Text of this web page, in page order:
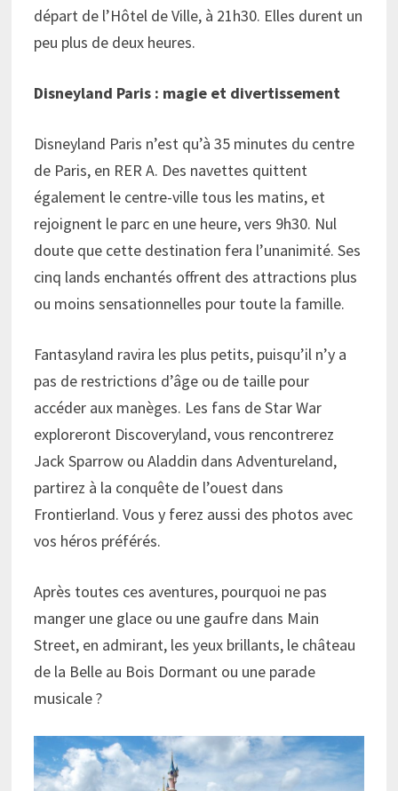
départ de l’Hôtel de Ville, à 21h30. Elles durent un
peu plus de deux heures.
Disneyland Paris : magie et divertissement
Disneyland Paris n’est qu’à 35 minutes du centre
de Paris, en RER A. Des navettes quittent
également le centre-ville tous les matins, et
rejoignent le parc en une heure, vers 9h30. Nul
doute que cette destination fera l’unanimité. Ses
cinq lands enchantés offrent des attractions plus
ou moins sensationnelles pour toute la famille.
Fantasyland ravira les plus petits, puisqu’il n’y a
pas de restrictions d’âge ou de taille pour
accéder aux manèges. Les fans de Star War
exploreront Discoveryland, vous rencontrerez
Jack Sparrow ou Aladdin dans Adventureland,
partirez à la conquête de l’ouest dans
Frontierland. Vous y ferez aussi des photos avec
vos héros préférés.
Après toutes ces aventures, pourquoi ne pas
manger une glace ou une gaufre dans Main
Street, en admirant, les yeux brillants, le château
de la Belle au Bois Dormant ou une parade
musicale ?